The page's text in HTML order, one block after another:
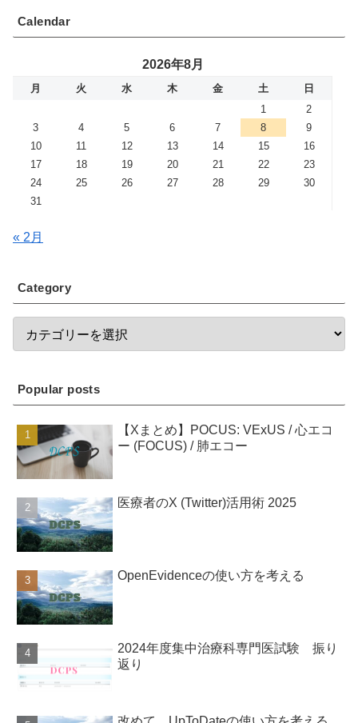
Calendar
2026年8月
月 火 水 木 金 土
日
1
2
3
4 5 6 7 8
9
10
11 12 13 14 15
16
17
18 19 20 21 22
23
24
25 26 27 28 29
30
31
« 2月
Category
Popular posts
【Xまとめ】POCUS: VExUS / 心エコ
ー (FOCUS) / 肺エコー
医療者のX (Twitter)活用術 2025
OpenEvidenceの使い方を考える
2024年度集中治療科専門医試験 振り
返り